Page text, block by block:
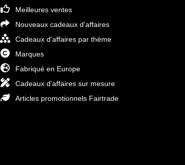
Meilleures ventes
Nouveaux cadeaux d'affaires
Cadeaux d'affaires par thème
Marques
Fabriqué en Europe
Cadeaux d'affaires sur mesure
Articles promotionnels Fairtrade